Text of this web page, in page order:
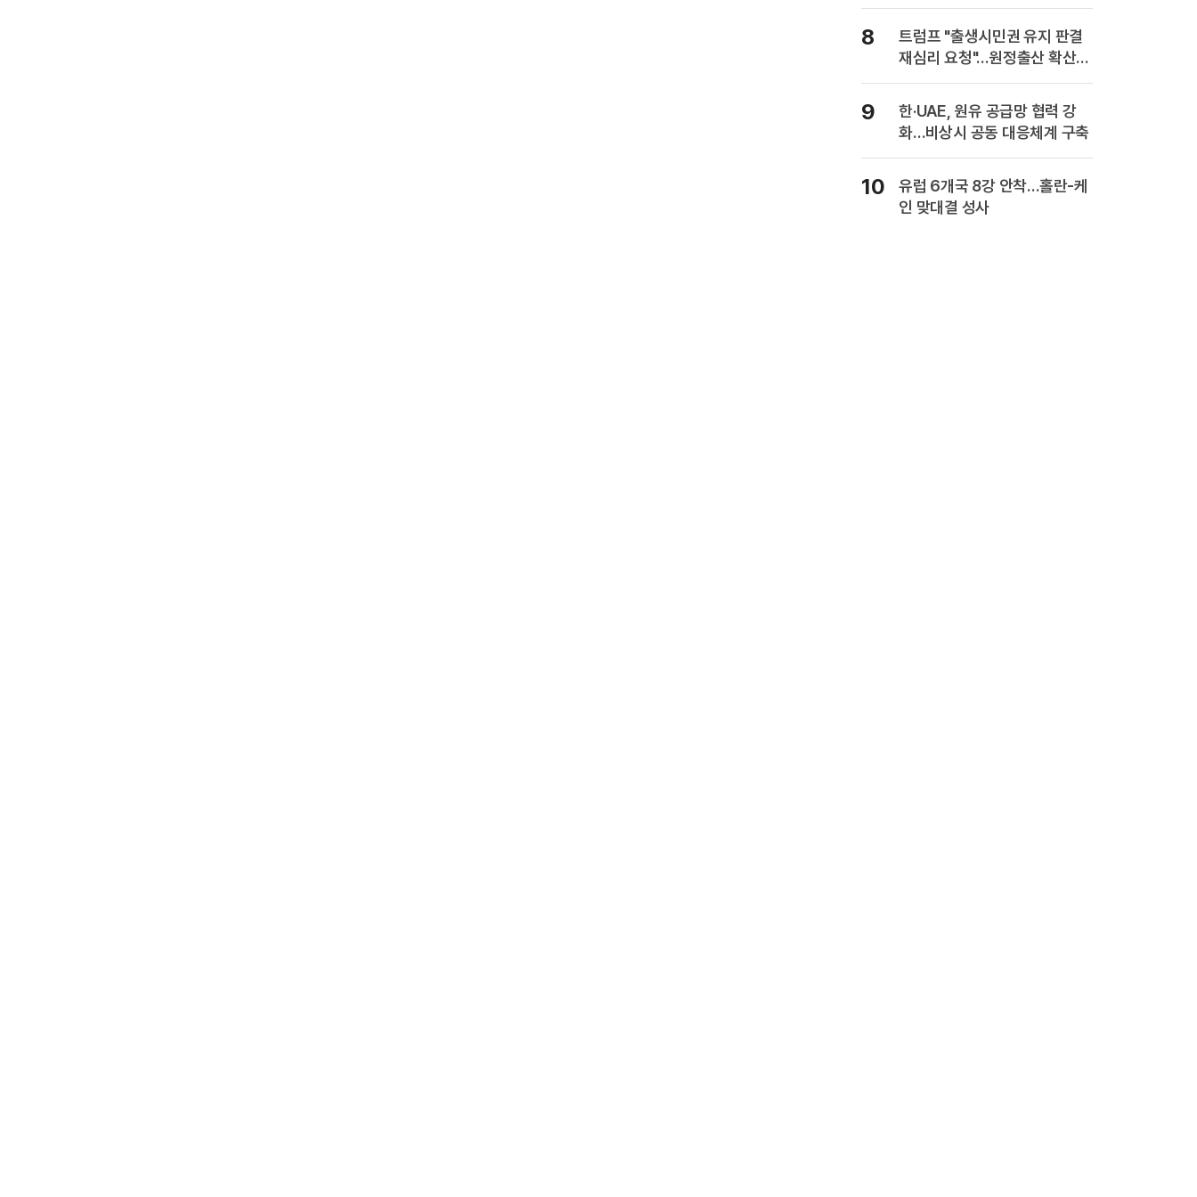
8
트럼프 "출생시민권 유지 판결
재심리 요청"…원정출산 확산
주장
9
한·UAE, 원유 공급망 협력 강
화…비상시 공동 대응체계 구축
10
유럽 6개국 8강 안착…홀란-케
인 맞대결 성사